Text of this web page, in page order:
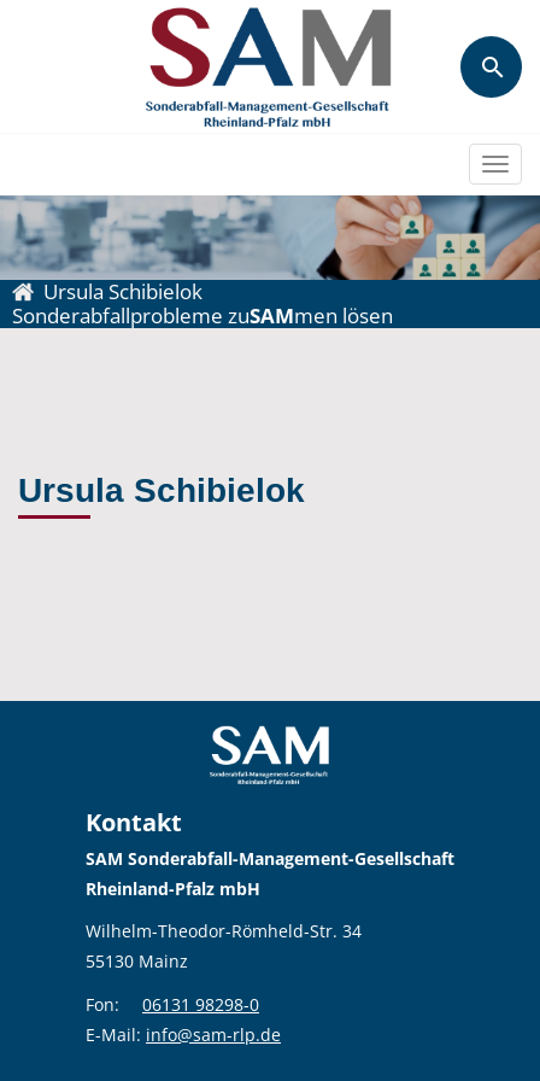
Ursula Schibielok
Sonderabfallprobleme zuSAMmen lösen
Ursula Schibielok
Kontakt
SAM Sonderabfall-Management-Gesellschaft
Rheinland-Pfalz mbH
Wilhelm-Theodor-Römheld-Str. 34
55130 Mainz
Fon:
06131 98298-0
E-Mail: info@sam-rlp.de